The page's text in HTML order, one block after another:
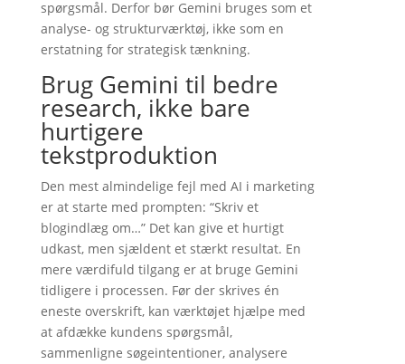
spørgsmål. Derfor bør Gemini bruges som et
analyse- og strukturværktøj, ikke som en
erstatning for strategisk tænkning.
Brug Gemini til bedre
research, ikke bare
hurtigere
tekstproduktion
Den mest almindelige fejl med AI i marketing
er at starte med prompten: “Skriv et
blogindlæg om…” Det kan give et hurtigt
udkast, men sjældent et stærkt resultat. En
mere værdifuld tilgang er at bruge Gemini
tidligere i processen. Før der skrives én
eneste overskrift, kan værktøjet hjælpe med
at afdække kundens spørgsmål,
sammenligne søgeintentioner, analysere